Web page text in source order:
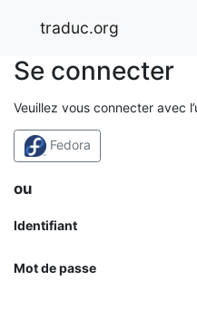
traduc.org
Se connecter
Veuillez vous connecter avec
Fedora
ou
Identifiant
Mot de passe